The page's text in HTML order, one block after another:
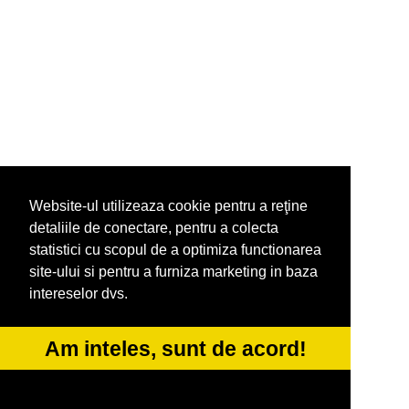
Website-ul utilizeaza cookie pentru a reţine
detaliile de conectare, pentru a colecta
statistici cu scopul de a optimiza functionarea
site-ului si pentru a furniza marketing in baza
intereselor dvs.
Am inteles, sunt de acord!